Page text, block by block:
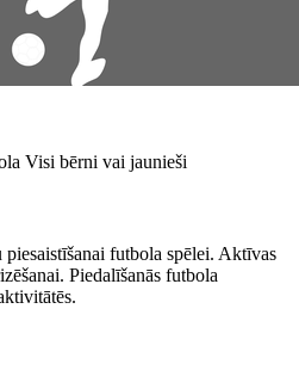
Visi bērni vai jaunieši
piesaistīšanai futbola spēlei. Aktīvas
Piedalīšanās futbola